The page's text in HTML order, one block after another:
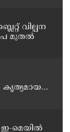
വില്പന
രൂപ മുതൽ
മെയിൽ